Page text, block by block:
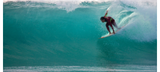
千葉北
伊豆
千葉南
大阪
その他
ルール＆How to
VOTE!